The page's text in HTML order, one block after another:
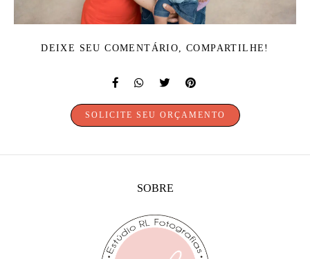
DEIXE SEU COMENTÁRIO, COMPARTILHE!
SOLICITE SEU ORÇAMENTO
SOBRE